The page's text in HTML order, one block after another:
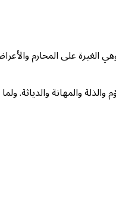
الغيرة على المحارم
والذلة والمهانة